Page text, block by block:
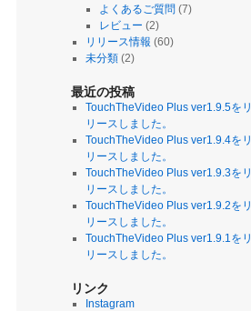
よくあるご質問 (7)
レビュー (2)
リリース情報 (60)
未分類(2)
最近の投稿
TouchTheVideo Plus ver1.9.5をリ
リースしました。
TouchTheVideo Plus ver1.9.4をリ
リースしました。
TouchTheVideo Plus ver1.9.3をリ
リースしました。
TouchTheVideo Plus ver1.9.2をリ
リースしました。
TouchTheVideo Plus ver1.9.1をリ
リースしました。
リンク
Instagram